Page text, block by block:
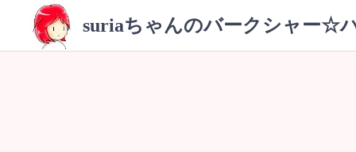
suriaちゃんのバークシャー☆